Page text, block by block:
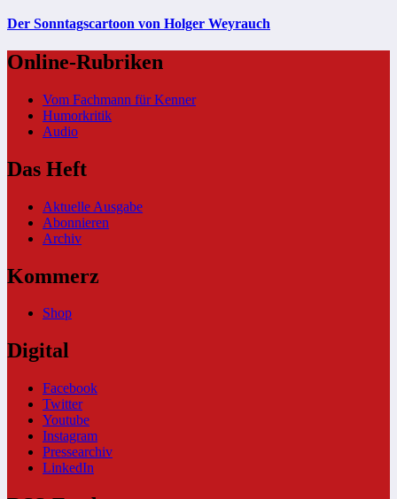
Der Sonntagscartoon von Holger Weyrauch
Online-Rubriken
Vom Fachmann für Kenner
Humorkritik
Audio
Das Heft
Aktuelle Ausgabe
Abonnieren
Archiv
Kommerz
Shop
Digital
Facebook
Twitter
Youtube
Instagram
Pressearchiv
LinkedIn